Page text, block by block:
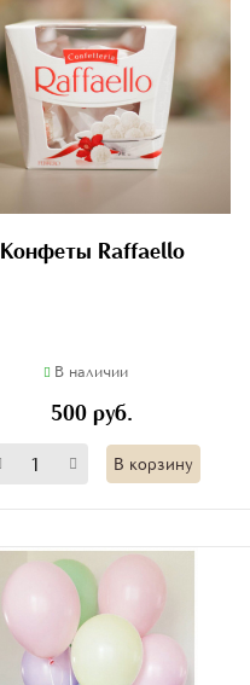
Конфеты Raffaello
В наличии
500 руб.
В корзину